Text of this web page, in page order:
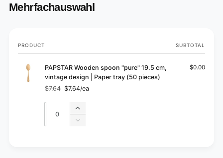
Mehrfachauswahl
Your
cart
PRODUCT SUBTOTAL
PAPSTAR Wooden spoon "pure" 19.5 cm,
vintage design | Paper tray (50 pieces)
Regular
price
$7.64
Sale
price
$7.64/ea
$0.00
Quantity
Increase
quantity
Decrease